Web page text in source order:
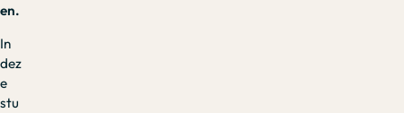
en.
In
dez
e
stu